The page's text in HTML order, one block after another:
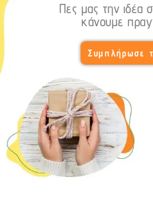
Πες μας την ιδέα
κάνουμε
Συμπλήρωσε